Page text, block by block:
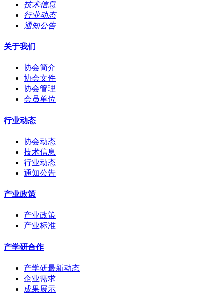
技术信息
行业动态
通知公告
关于我们
协会简介
协会文件
协会管理
会员单位
行业动态
协会动态
技术信息
行业动态
通知公告
产业政策
产业政策
产业标准
产学研合作
产学研最新动态
企业需求
成果展示